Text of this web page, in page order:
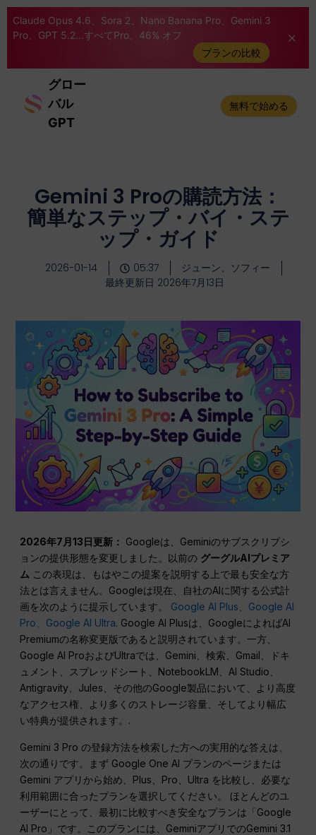
Claude Opus 4.6、Sora 2、Nano Banana Pro、Gemini 3
Pro、GPT 5.2...すべてPro。46% オフ
プランの比較
グロー
バル
GPT
無料で始める
Gemini 3 Proの購読方法：
簡単なステップ・バイ・ステ
ップ・ガイド
2026-01-14 05:37
ジューン、ソフィー
最終更新日 2026年7月13日
2026年7月13日更新： Googleは、Geminiのサブスクリプシ
ョンの提供形態を変更しました。以前の グーグルAIプレミア
ム この表現は、もはやこの提案を説明する上で最も安全な方
法とは言えません。Googleは現在、自社のAIに関する公式計
画を次のように提示しています。 Google AI Plus、Google AI
Pro、Google AI Ultra. Google AI Plusは、GoogleによればAI
Premiumの名称変更版であると説明されています。一方、
Google AI ProおよびUltraでは、Gemini、検索、Gmail、ドキ
ュメント、スプレッドシート、NotebookLM、AI Studio、
Antigravity、Jules、その他のGoogle製品において、より高度
なアクセス権、より多くのストレージ容量、そしてより幅広
い特典が提供されます。.
Gemini 3 Pro の登録方法を検索した方への実用的な答えは、
次の通りです。まず Google One AI プランのページまたは
Gemini アプリから始め、Plus、Pro、Ultra を比較し、必要な
利用範囲に合ったプランを選択してください。 ほとんどのユ
ーザーにとって、最初に比較すべき安全なプランは「Google
AI Pro」です。このプランには、GeminiアプリでのGemini 3.1